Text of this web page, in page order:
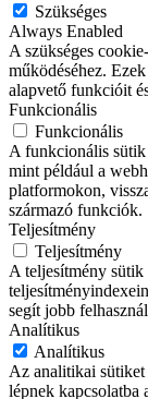
Szükséges
Always Enabled
A szükséges
működéséhez.
alapvető funkcióit
Funkcionális
Funkcionális
A funkcionális sütik
mint például a
platformokon,
származó funkciók.
Teljesítmény
Teljesítmény
A teljesítmény
segít jobb
Analítikus
Analítikus
Az analitikai sütiket
lépnek kapcsolatba